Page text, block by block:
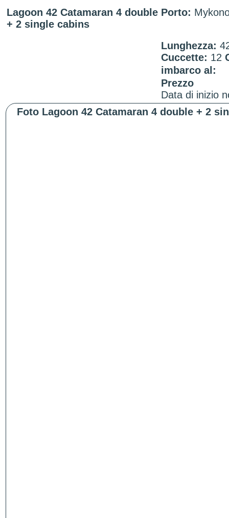
Lagoon 42 Catamaran 4 double
+ 2 single cabins
Porto:
Lunghezza:
Cuccette: 12
imbarco al:
Prezzo
Data di inizio
Foto Lagoon 42 Catamaran 4 double + 2